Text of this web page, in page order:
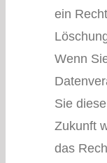
ein
Wenn
Sie
Zukunft
das